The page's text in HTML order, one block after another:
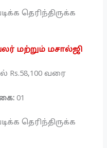
தெரிந்திருக்க
மற்றும் மசால்ஜி
Rs.58,100 வரை
01
தெரிந்திருக்க